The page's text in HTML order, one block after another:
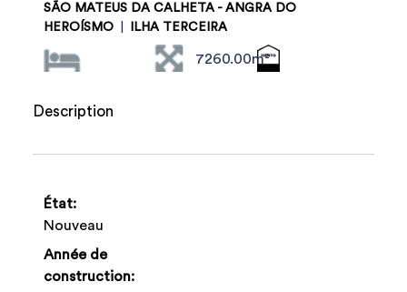
SÃO MATEUS DA CALHETA - ANGRA DO
HEROÍSMO
ILHA TERCEIRA
7260.00m²
Description
État:
Nouveau
Année de
construction: